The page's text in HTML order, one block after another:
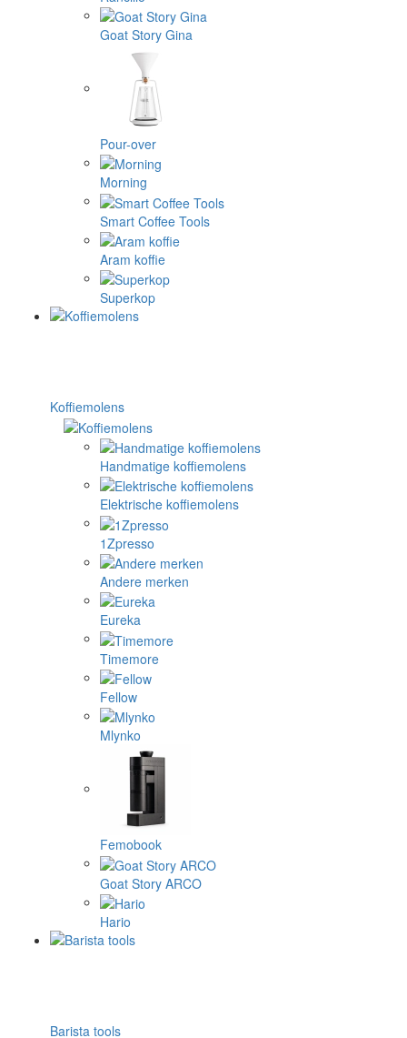
Goat Story Gina
Pour-over
Morning
Smart Coffee Tools
Aram koffie
Superkop
Koffiemolens
Handmatige koffiemolens
Elektrische koffiemolens
1Zpresso
Andere merken
Eureka
Timemore
Fellow
Mlynko
Femobook
Goat Story ARCO
Hario
Barista tools